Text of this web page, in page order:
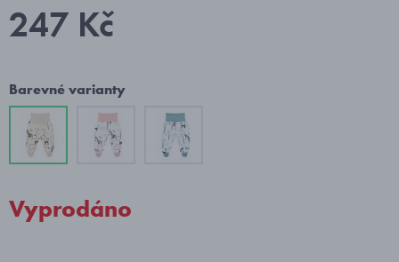
247 Kč
Barevné varianty
Vyprodáno